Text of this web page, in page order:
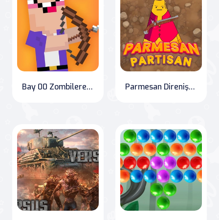
Bay 00 Zombilere Karşı Parmesan Direnişçisi Deluxe